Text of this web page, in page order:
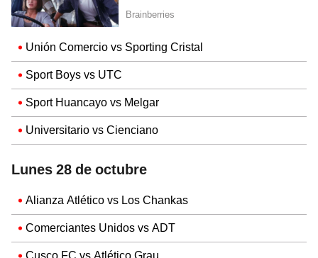
Unión Comercio vs Sporting Cristal
Sport Boys vs UTC
Sport Huancayo vs Melgar
Universitario vs Cienciano
Lunes 28 de octubre
Alianza Atlético vs Los Chankas
Comerciantes Unidos vs ADT